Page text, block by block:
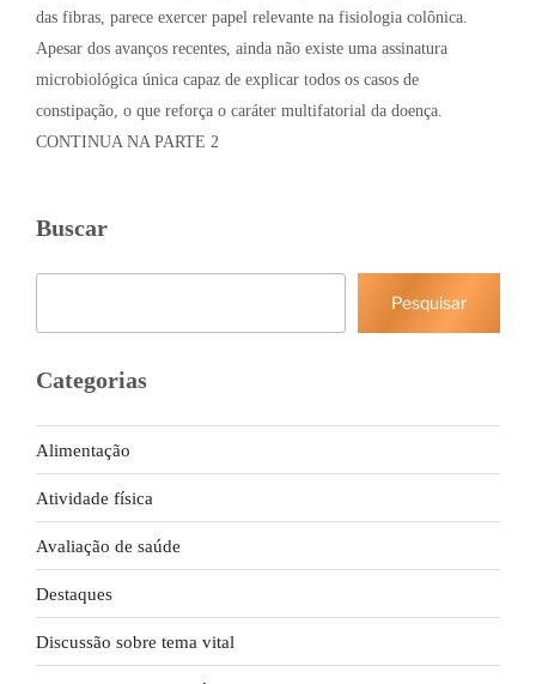
das fibras, parece exercer papel relevante na fisiologia colônica.
Apesar dos avanços recentes, ainda não existe uma assinatura
microbiológica única capaz de explicar todos os casos de
constipação, o que reforça o caráter multifatorial da doença.
CONTINUA NA PARTE 2
Buscar
Pesquisar
Categorias
Alimentação
Atividade física
Avaliação de saúde
Destaques
Discussão sobre tema vital